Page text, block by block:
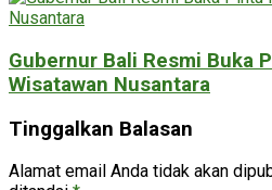
Gubernur Bali Resmi Buka
Wisatawan Nusantara
Tinggalkan Balasan
Alamat email Anda tidak akan